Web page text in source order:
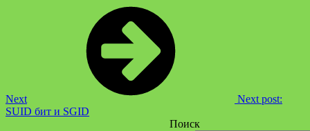
Next
Next post:
SUID бит и SGID
Поиск